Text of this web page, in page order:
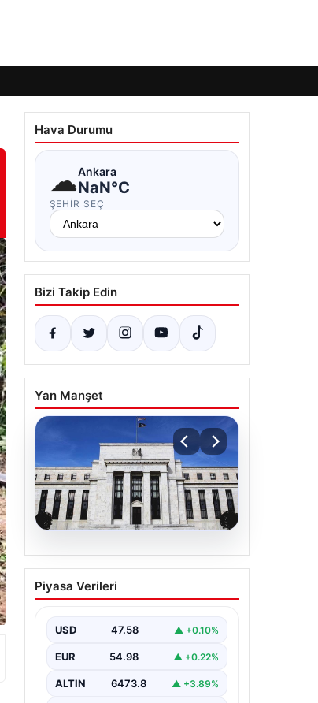
Hava Durumu
☁Ankara
NaN°C
ŞEHIR SEÇ
Bizi Takip Edin
Yan Manşet
05.08.2026
Fed faizi sabit tuttu
{“title”: “ABD Merkez Bankası Faiz
Piyasa Verileri
USD 47.58 ▲ +0.10%
EUR 54.98 ▲ +0.22%
ALTIN 6473.8 ▲ +3.89%